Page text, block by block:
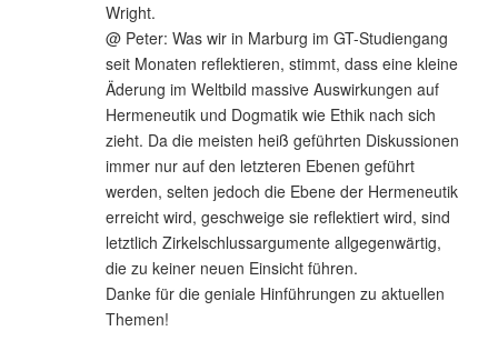
Wright.
@ Peter: Was wir in Marburg im GT-Studiengang
seit Monaten reflektieren, stimmt, dass eine kleine
Äderung im Weltbild massive Auswirkungen auf
Hermeneutik und Dogmatik wie Ethik nach sich
zieht. Da die meisten heiß geführten Diskussionen
immer nur auf den letzteren Ebenen geführt
werden, selten jedoch die Ebene der Hermeneutik
erreicht wird, geschweige sie reflektiert wird, sind
letztlich Zirkelschlussargumente allgegenwärtig,
die zu keiner neuen Einsicht führen.
Danke für die geniale Hinführungen zu aktuellen
Themen!